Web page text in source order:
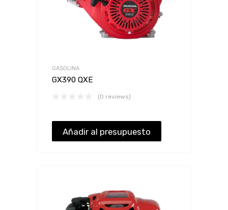
GASOLINA
GX390 QXE
(0 reviews)
Añadir al presupuesto